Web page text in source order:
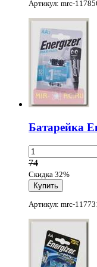
Артикул: mrc-
Батарейка
74
Скидка 32%
Артикул: mrc-